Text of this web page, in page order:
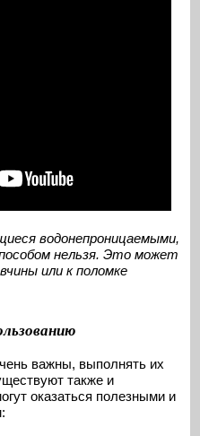
водонепроницаемыми,
нельзя. Это может
или к поломке
важны, выполнять их
также и
оказаться полезными и